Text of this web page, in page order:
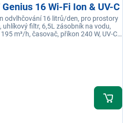
16 Wi-Fi Ion & UV-C
odvlhčování 16 litrů/den, pro prostory
uhlíkový filtr, 6,5L zásobník na vodu,
m³/h, časovač, příkon 240 W, UV-C